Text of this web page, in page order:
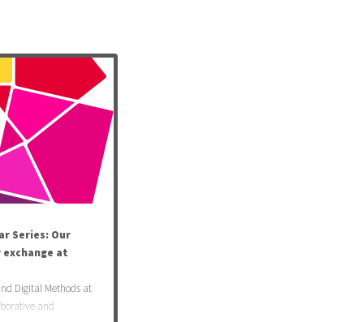
Series: Our
at
Digital Methods at
and